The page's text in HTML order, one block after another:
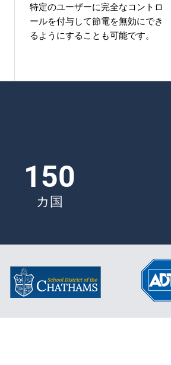
特定のユーザーに完全なコントロ
ールを付与して節電を無効にでき
るようにすることも可能です。
150
カ国